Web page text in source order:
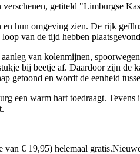
getiteld "Limburgse
hun omgeving zien. De rijk
van de tijd hebben
van kolenmijnen,
bij beetje af. Daardoor zijn de
getoond en wordt de eenheid
een warm hart toedraagt. Tevens
€ 19,95) helemaal